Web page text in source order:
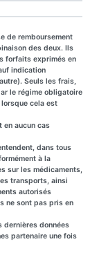
de remboursement
des deux. Ils
forfaits exprimés en
indication
Seuls les frais,
le régime obligatoire
lorsque cela est
en aucun cas
dans tous
à la
sur les médicaments,
transports, ainsi
autorisés
ne sont pas pris en
données
partenaire une fois